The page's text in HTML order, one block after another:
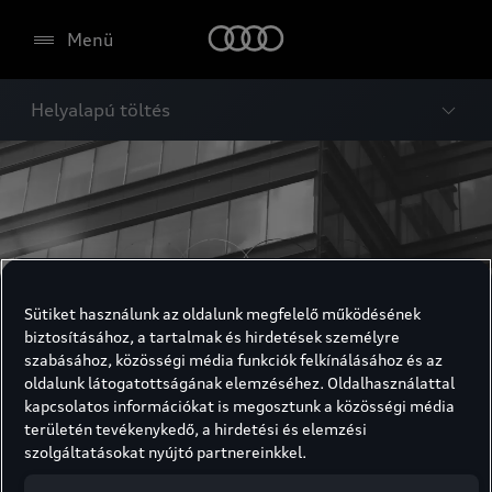
Menü
Helyalapú töltés
Helyalapú töltés
Sütiket használunk az oldalunk megfelelő működésének
biztosításához, a tartalmak és hirdetések személyre
szabásához, közösségi média funkciók felkínálásához és az
oldalunk látogatottságának elemzéséhez. Oldalhasználattal
kapcsolatos információkat is megosztunk a közösségi média
területén tevékenykedő, a hirdetési és elemzési
szolgáltatásokat nyújtó partnereinkkel.